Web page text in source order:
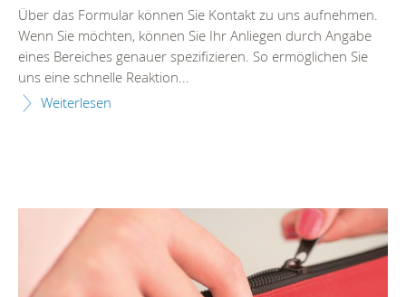
Über das Formular können Sie Kontakt zu uns aufnehmen.
Wenn Sie möchten, können Sie Ihr Anliegen durch Angabe
eines Bereiches genauer spezifizieren. So ermöglichen Sie
uns eine schnelle Reaktion...
Weiterlesen